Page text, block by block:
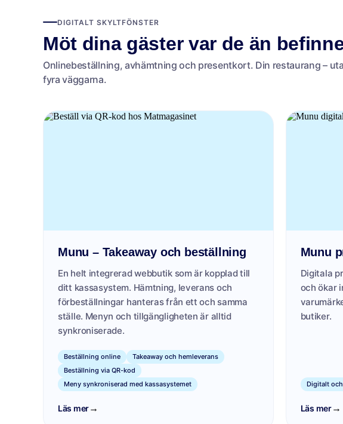
DIGITALT SKYLTFÖNSTER
Möt dina gäster var de än
Onlinebeställning, avhämtning och presentkort. Din restaurang –
fyra väggarna.
Munu – Takeaway och beställning
En helt integrerad webbutik som är kopplad till
ditt kassasystem. Hämtning, leverans och
förbeställningar hanteras från ett och samma
ställe. Menyn och tillgängligheten är alltid
synkroniserade.
Beställning online
Takeaway och hemleverans
Beställning via QR-kod
Meny synkroniserad med kassasystemet
Läs mer→
Munu
Digitala
och ökar
butiker.
Digitalt
Läs mer→